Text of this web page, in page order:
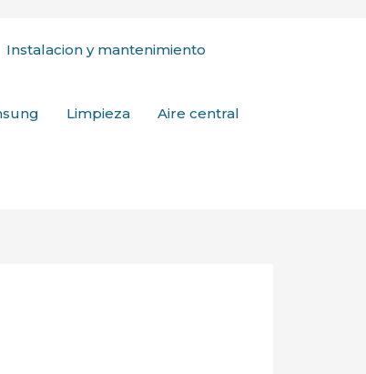
Instalacion y mantenimiento
Limpieza Aire central